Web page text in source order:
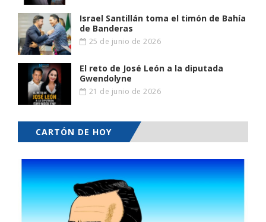
Israel Santillán toma el timón de Bahía
de Banderas
25 de junio de 2026
El reto de José León a la diputada
Gwendolyne
21 de junio de 2026
CARTÓN DE HOY